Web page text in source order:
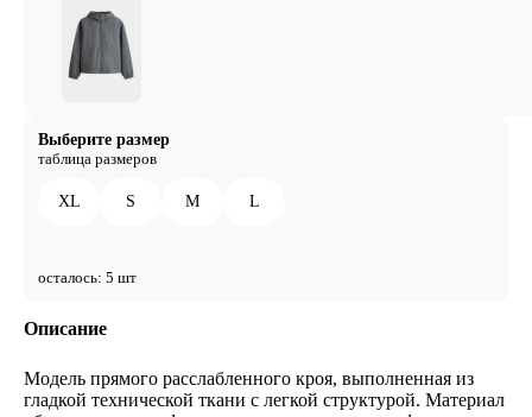
Выберите размер
таблица размеров
XL S M L
осталось: 5 шт
Описание
Модель прямого расслабленного кроя, выполненная из
гладкой технической ткани с легкой структурой. Материал